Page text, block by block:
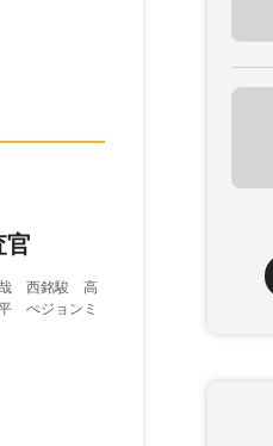
哉 西銘駿 高
ぺジョンミ